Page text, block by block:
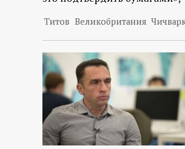
Титов Великобритания